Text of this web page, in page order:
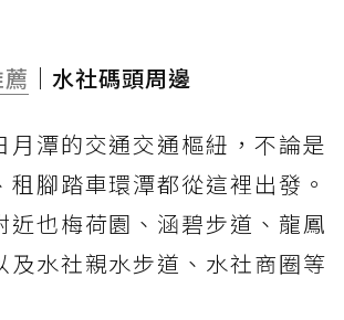
｜水社碼頭周邊
月潭的交通交通樞紐，不論是
租腳踏車環潭都從這裡出發。
近也梅荷園、涵碧步道、龍鳳
及水社親水步道、水社商圈等